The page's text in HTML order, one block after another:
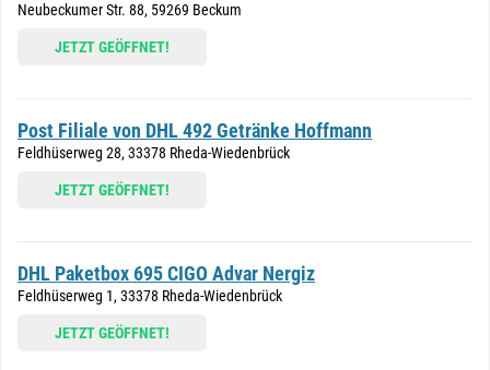
Neubeckumer Str. 88, 59269 Beckum
JETZT GEÖFFNET!
Post Filiale von DHL 492 Getränke Hoffmann
Feldhüserweg 28, 33378 Rheda-Wiedenbrück
JETZT GEÖFFNET!
DHL Paketbox 695 CIGO Advar Nergiz
Feldhüserweg 1, 33378 Rheda-Wiedenbrück
JETZT GEÖFFNET!